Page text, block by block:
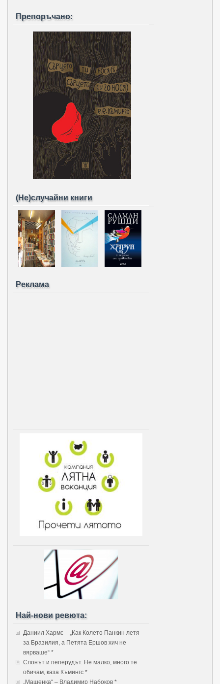
Препоръчано:
(Не)случайни книги
Реклама
Най-нови ревюта:
Даниил Хармс – „Как Колето Панкин летя
за Бразилия, а Петята Ершов хич не
вярваше“ *
Слонът и пеперудът. Не малко, много те
обичам, каза Къмингс *
„Машенка“ – Владимир Набоков *